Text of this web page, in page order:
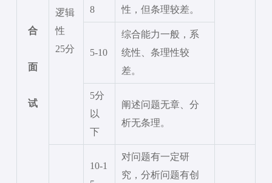
合
面
试
逻辑
性
25分
8
性，但条理较差。
5-10
综合能力一般，系
统性、条理性较
差。
5分
以
下
阐述问题无章、分
析无条理。
10-1
对问题有一定研
究，分析问题有创